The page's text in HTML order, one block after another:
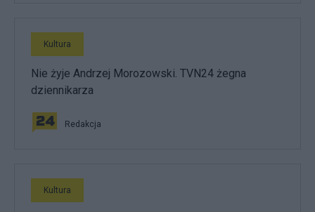
Kultura
Nie żyje Andrzej Morozowski. TVN24 żegna
dziennikarza
Redakcja
Kultura